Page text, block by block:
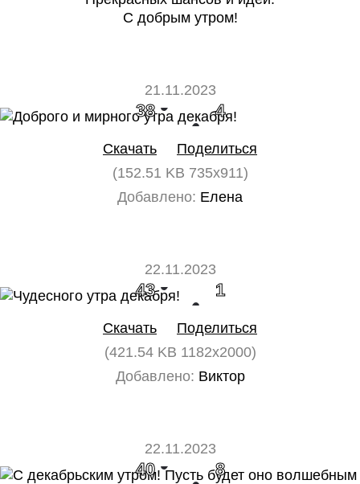
С добрым утром!
21.11.2023
38 4
Скачать
Поделиться
(152.51 KB 735x911)
Добавлено: Елена
22.11.2023
43 1
Скачать
Поделиться
(421.54 KB 1182x2000)
Добавлено: Виктор
22.11.2023
40 8